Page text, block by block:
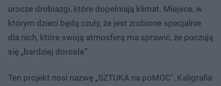
urocze drobiazgi, które dopełniają klimat. Miejsce, w
którym dzieci będą czuły, że jest zrobione specjalnie
dla nich, które swoją atmosferą ma sprawić, że poczują
się „bardziej dorosłe”.
Ten projekt nosi nazwę „SZTUKA na poMOC". Kaligrafia